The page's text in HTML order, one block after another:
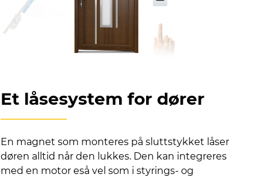
Et låsesystem for dører
En magnet som monteres på sluttstykket låser
døren alltid når den lukkes. Den kan integreres
med en motor eså vel som i styrings- og